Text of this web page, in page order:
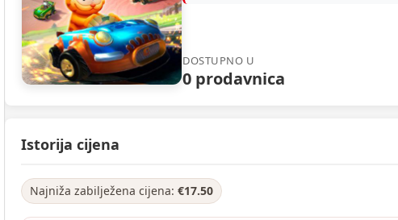
DOSTUPNO U
0 prodavnica
Istorija cijena
Najniža zabilježena cijena: €17.50